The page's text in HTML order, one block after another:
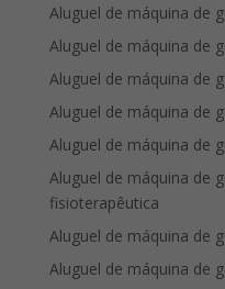
Aluguel de máquina de
Aluguel de máquina de
Aluguel de máquina de
Aluguel de máquina de
Aluguel de máquina de
Aluguel de máquina de
fisioterapêutica
Aluguel de máquina de
Aluguel de máquina de